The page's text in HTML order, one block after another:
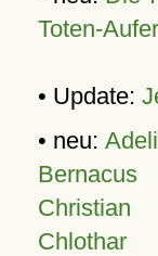
Toten-
• Update:
• neu:
Bernacus
Christian
Chlothar